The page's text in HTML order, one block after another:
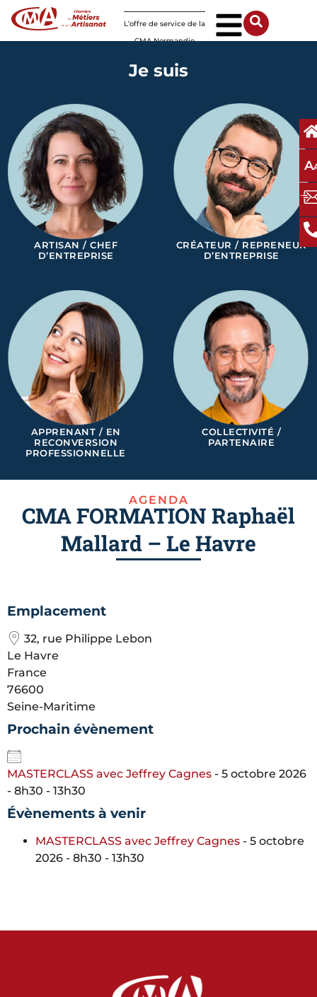
L’offre de service de la
CMA Normandie
A
Je suis
ARTISAN / CHEF
D’ENTREPRISE
CRÉATEUR / REPRENEUR
D’ENTREPRISE
APPRENANT / EN
RECONVERSION
PROFESSIONNELLE
COLLECTIVITÉ /
PARTENAIRE
AGENDA
CMA FORMATION Raphaël
Mallard – Le Havre
Emplacement
32, rue Philippe Lebon
Le Havre
France
76600
Seine-Maritime
Prochain évènement
MASTERCLASS avec Jeffrey Cagnes - 5 octobre 2026
- 8h30 - 13h30
Évènements à venir
MASTERCLASS avec Jeffrey Cagnes - 5 octobre
2026 - 8h30 - 13h30
Panneau de gestion des cookies